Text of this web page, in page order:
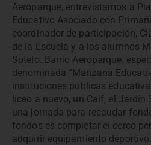
Aeroparque, entrevistamos a
Educativo Asociado con
coordinador de participación,
de la Escuela y a los alumnos
Sotelo. Barrio Aeroparque,
denominada “Manzana
instituciones públicas
liceo a nuevo, un Caif, el Jardín
una jornada para recaudar
fondos es completar el cerco
adquirir equipamiento